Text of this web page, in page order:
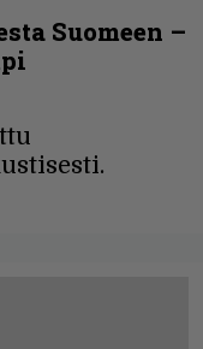
Suomeen –